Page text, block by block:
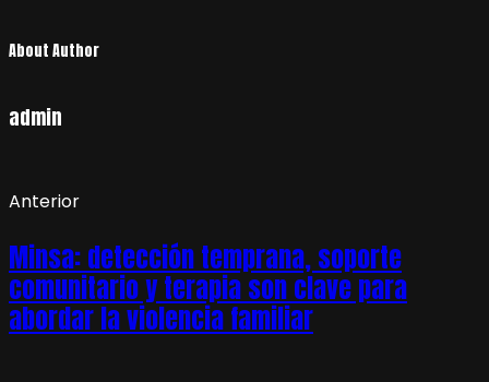
About Author
admin
Anterior
Minsa: detección temprana, soporte
comunitario y terapia son clave para
abordar la violencia familiar